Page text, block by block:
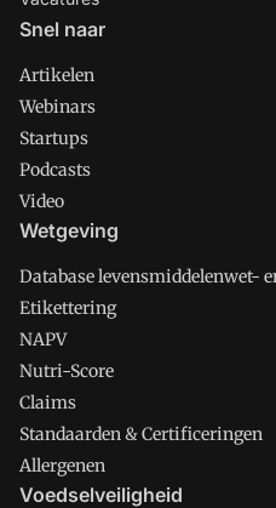
Snel naar
Artikelen
Webinars
Startups
Podcasts
Video
Wetgeving
Database levensmiddelenwet-
Etikettering
NAPV
Nutri-Score
Claims
Standaarden & Certificeringen
Allergenen
Voedselveiligheid